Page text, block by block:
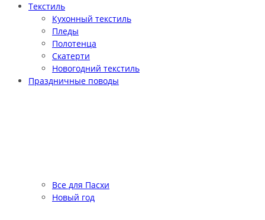
Текстиль
Кухонный текстиль
Пледы
Полотенца
Скатерти
Новогодний текстиль
Праздничные поводы
Все для Пасхи
Новый год